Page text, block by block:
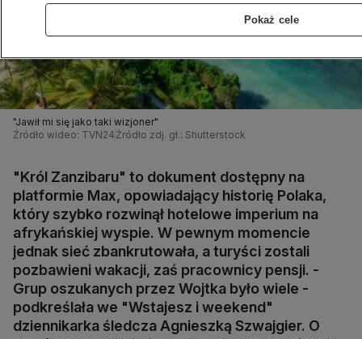
"Jawił mi się jako taki wizjoner"
Źródło wideo: TVN24 Źródło zdj. gł.: Shutterstock
"Król Zanzibaru" to dokument dostępny na
platformie Max, opowiadający historię Polaka,
który szybko rozwinął hotelowe imperium na
afrykańskiej wyspie. W pewnym momencie
jednak sieć zbankrutowała, a turyści zostali
pozbawieni wakacji, zaś pracownicy pensji. -
Grup oszukanych przez Wojtka było wiele -
podkreślała we "Wstajesz i weekend"
dziennikarka śledcza Agnieszką Szwajgier. O
Pokaż cele